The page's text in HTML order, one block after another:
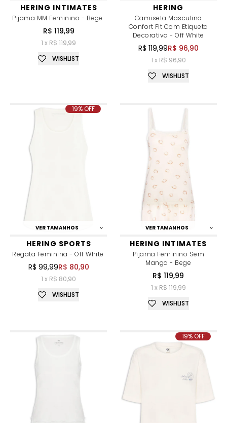
HERING INTIMATES
Pijama MM Feminino - Bege
R$ 119,99
1 x R$ 119,99
WISHLIST
HERING
Camiseta Masculina
Confort Fit Com Etiqueta
Decorativa - Off White
R$ 119,99R$ 96,90
1 x R$ 96,90
WISHLIST
VER TAMANHOS
HERING SPORTS
Regata Feminina - Off White
R$ 99,99R$ 80,90
1 x R$ 80,90
19% OFF
WISHLIST
VER TAMANHOS
HERING INTIMATES
Pijama Feminino Sem
Manga - Bege
R$ 119,99
1 x R$ 119,99
WISHLIST
19% OFF